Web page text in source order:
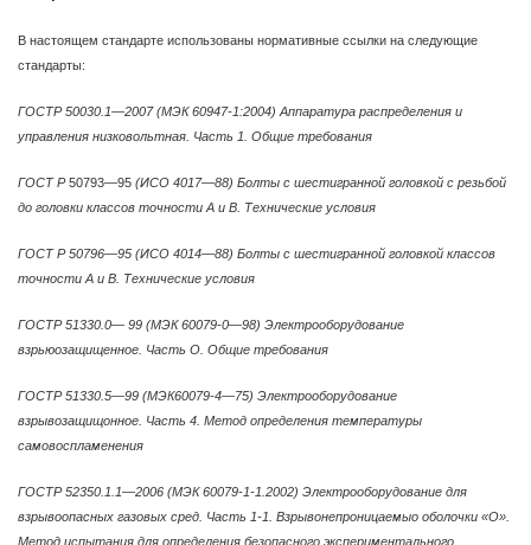
В настоящем стандарте использованы нормативные ссылки на следующие
стандарты:
ГОСТР 50030.1—2007 (МЭК 60947-1:2004) Аппаратура распределения и
управления низковольтная. Часть 1. Общие требования
ГОСТ Р50793—95 (ИСО 4017—88) Болты с шестигранной головкой с резьбой
до головки классов точности А и В. Технические условия
ГОСТ Р 50796—95 (ИСО 4014—88) Болты с шестигранной головкой классов
точности А и В. Технические условия
ГОСТР 51330.0— 99 (МЭК 60079-0—98) Электрооборудование
взрьюозащищенное. Часть О. Общие требования
ГОСТР 51330.5—99 (МЭК60079-4—75) Электрооборудование
взрывозащищонное. Часть 4. Метод определения температуры
самовоспламенения
ГОСТР 52350.1.1—2006 (МЭК 60079-1-1.2002) Электрооборудование для
взрывоопасных газовых сред. Часть 1-1. Взрывонепроницаемыо оболочки «О».
Метод испытания для определения безопасного экспериментального